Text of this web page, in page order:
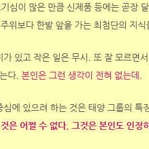
심이 많은 만큼 신제품 등에는 곧장
위보다 한발 앞을 가는 최첨단의 지식
있고 작은 일은 무시. 또 잘 모르면
다. 본인은 그런 생각이 전혀 없는데.
에 있으려 하는 것은 태양 그룹의 특
은 어쩔 수 없다. 그것은 본인도 인정